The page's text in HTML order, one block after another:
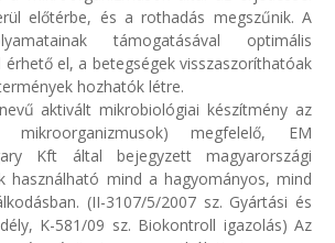
előtérbe, és a rothadás megszűnik. A
támogatásával optimális
el, a betegségek visszaszoríthatóak
hozhatók létre.
aktivált mikrobiológiai készítmény az
mikroorganizmusok) megfelelő, EM
Kft által bejegyzett magyarországi
használható mind a hagyományos, mind
(II-3107/5/2007 sz. Gyártási és
K-581/09 sz. Biokontroll igazolás) Az